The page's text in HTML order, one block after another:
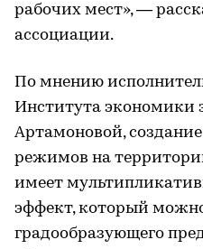
рабочих мест», —
ассоциации.
По мнению
Института экономики
Артамоновой,
режимов на
имеет
эффект, который
градообразующего